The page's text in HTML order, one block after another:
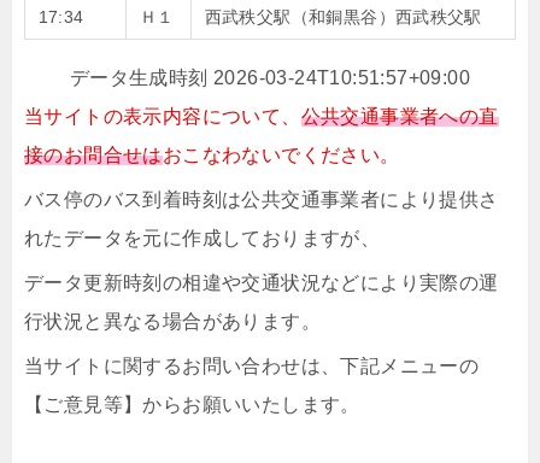
17:34 Ｈ１ 西武秩父駅（和銅黒谷）西武秩父駅
データ生成時刻 2026-03-24T10:51:57+09:00
当サイトの表示内容について、 公共交通事業者への直
接のお問合せはおこなわないでください。
バス停のバス到着時刻は公共交通事業者により提供さ
れたデータを元に作成しておりますが、
データ更新時刻の相違や交通状況などにより実際の運
行状況と異なる場合があります。
当サイトに関するお問い合わせは、下記メニューの
【ご意見等】からお願いいたします。